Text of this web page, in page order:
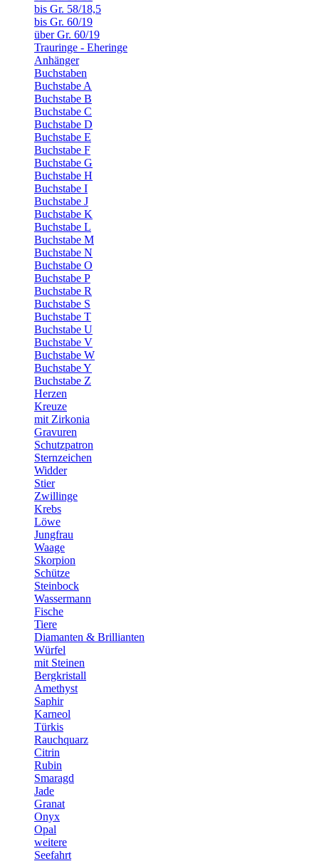
bis Gr. 58/18,5
bis Gr. 60/19
über Gr. 60/19
Trauringe - Eheringe
Anhänger
Buchstaben
Buchstabe A
Buchstabe B
Buchstabe C
Buchstabe D
Buchstabe E
Buchstabe F
Buchstabe G
Buchstabe H
Buchstabe I
Buchstabe J
Buchstabe K
Buchstabe L
Buchstabe M
Buchstabe N
Buchstabe O
Buchstabe P
Buchstabe R
Buchstabe S
Buchstabe T
Buchstabe U
Buchstabe V
Buchstabe W
Buchstabe Y
Buchstabe Z
Herzen
Kreuze
mit Zirkonia
Gravuren
Schutzpatron
Sternzeichen
Widder
Stier
Zwillinge
Krebs
Löwe
Jungfrau
Waage
Skorpion
Schütze
Steinbock
Wassermann
Fische
Tiere
Diamanten & Brillianten
Würfel
mit Steinen
Bergkristall
Amethyst
Saphir
Karneol
Türkis
Rauchquarz
Citrin
Rubin
Smaragd
Jade
Granat
Onyx
Opal
weitere
Seefahrt